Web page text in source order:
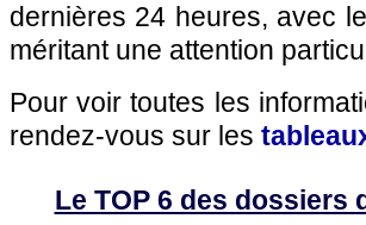
dernières 24 heures, avec
méritant une attention
Pour voir toutes les
rendez-vous sur les
Le TOP 6 des dossiers